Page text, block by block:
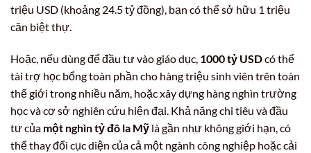
triệu USD (khoảng 24.5 tỷ đồng), bạn có thể sở hữu 1 triệu
căn biệt thự.
Hoặc, nếu dùng để đầu tư vào giáo dục, 1000 tỷ USDcó thể
tài trợ học bổng toàn phần cho hàng triệu sinh viên trên toàn
thế giới trong nhiều năm, hoặc xây dựng hàng nghìn trường
học và cơ sở nghiên cứu hiện đại. Khả năng chi tiêu và đầu
tư của một nghìn tỷ đô la Mỹ là gần như không giới hạn, có
thể thay đổi cục diện của cả một ngành công nghiệp hoặc cải